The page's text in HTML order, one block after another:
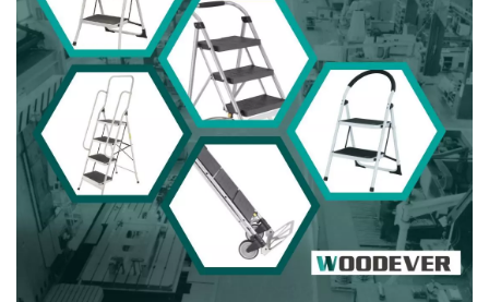
OEMODM Personaliza
Carretillas. | Descubre El
Equipo De Manejo De
Materiales Duradero Y
Versátil De WOODEVER